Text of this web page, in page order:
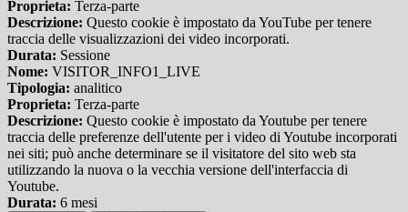
Proprieta: Terza-parte
Descrizione: Questo cookie è impostato da YouTube per tenere
traccia delle visualizzazioni dei video incorporati.
Durata: Sessione
Nome: VISITOR_INFO1_LIVE
Tipologia: analitico
Proprieta: Terza-parte
Descrizione: Questo cookie è impostato da Youtube per tenere
traccia delle preferenze dell'utente per i video di Youtube incorporati
nei siti; può anche determinare se il visitatore del sito web sta
utilizzando la nuova o la vecchia versione dell'interfaccia di
Youtube.
Durata: 6 mesi